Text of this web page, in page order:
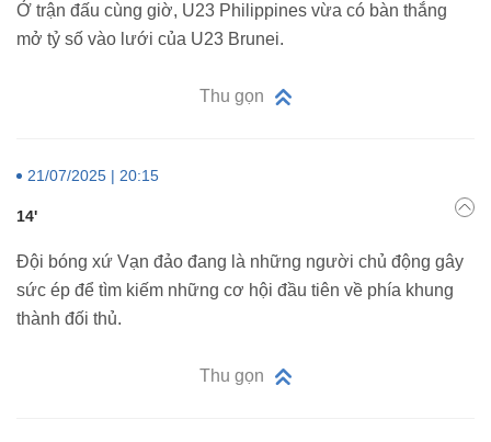
Ở trận đấu cùng giờ, U23 Philippines vừa có bàn thắng
mở tỷ số vào lưới của U23 Brunei.
Thu gọn
21/07/2025 | 20:15
14'
Đội bóng xứ Vạn đảo đang là những người chủ động gây
sức ép để tìm kiếm những cơ hội đầu tiên về phía khung
thành đối thủ.
Thu gọn